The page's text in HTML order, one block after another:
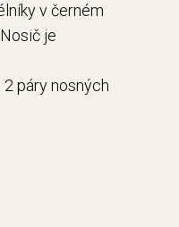
v černém
je
páry nosných